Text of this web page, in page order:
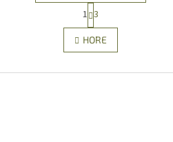
O
v
l
d
S
t
r
á
n
1 3
HORE